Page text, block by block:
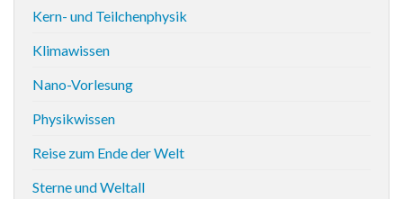
Kern- und Teilchenphysik
Klimawissen
Nano-Vorlesung
Physikwissen
Reise zum Ende der Welt
Sterne und Weltall